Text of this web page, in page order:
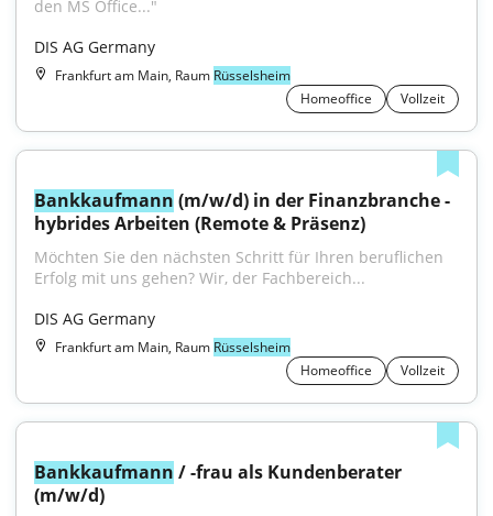
den MS Office..."
DIS AG Germany
Frankfurt am Main, Raum Rüsselsheim
Homeoffice
Vollzeit
Bankkaufmann (m/w/d) in der Finanzbranche -
hybrides Arbeiten (Remote & Präsenz)
Möchten Sie den nächsten Schritt für Ihren beruflichen
Erfolg mit uns gehen? Wir, der Fachbereich...
DIS AG Germany
Frankfurt am Main, Raum Rüsselsheim
Homeoffice
Vollzeit
Bankkaufmann / -frau als Kundenberater
(m/w/d)